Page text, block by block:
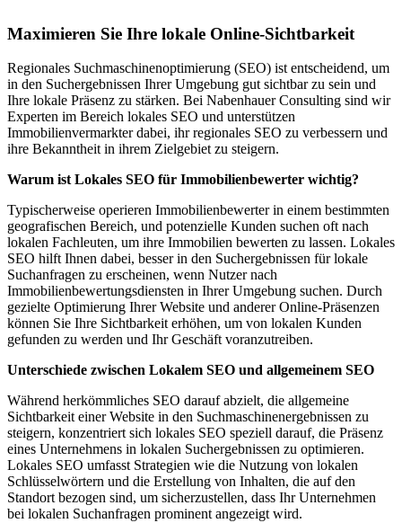
Maximieren Sie Ihre lokale Online-Sichtbarkeit
Regionales Suchmaschinenoptimierung (SEO) ist entscheidend, um
in den Suchergebnissen Ihrer Umgebung gut sichtbar zu sein und
Ihre lokale Präsenz zu stärken. Bei Nabenhauer Consulting sind wir
Experten im Bereich lokales SEO und unterstützen
Immobilienvermarkter dabei, ihr regionales SEO zu verbessern und
ihre Bekanntheit in ihrem Zielgebiet zu steigern.
Warum ist Lokales SEO für Immobilienbewerter wichtig?
Typischerweise operieren Immobilienbewerter in einem bestimmten
geografischen Bereich, und potenzielle Kunden suchen oft nach
lokalen Fachleuten, um ihre Immobilien bewerten zu lassen. Lokales
SEO hilft Ihnen dabei, besser in den Suchergebnissen für lokale
Suchanfragen zu erscheinen, wenn Nutzer nach
Immobilienbewertungsdiensten in Ihrer Umgebung suchen. Durch
gezielte Optimierung Ihrer Website und anderer Online-Präsenzen
können Sie Ihre Sichtbarkeit erhöhen, um von lokalen Kunden
gefunden zu werden und Ihr Geschäft voranzutreiben.
Unterschiede zwischen Lokalem SEO und allgemeinem SEO
Während herkömmliches SEO darauf abzielt, die allgemeine
Sichtbarkeit einer Website in den Suchmaschinenergebnissen zu
steigern, konzentriert sich lokales SEO speziell darauf, die Präsenz
eines Unternehmens in lokalen Suchergebnissen zu optimieren.
Lokales SEO umfasst Strategien wie die Nutzung von lokalen
Schlüsselwörtern und die Erstellung von Inhalten, die auf den
Standort bezogen sind, um sicherzustellen, dass Ihr Unternehmen
bei lokalen Suchanfragen prominent angezeigt wird.